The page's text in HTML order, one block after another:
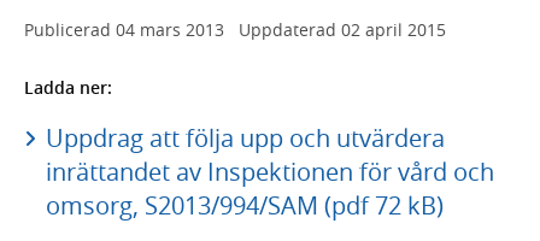
Publicerad 04 mars 2013 Uppdaterad 02 april 2015
Ladda ner:
Uppdrag att följa upp och utvärdera
inrättandet av Inspektionen för vård och
omsorg, S2013/994/SAM (pdf 72 kB)